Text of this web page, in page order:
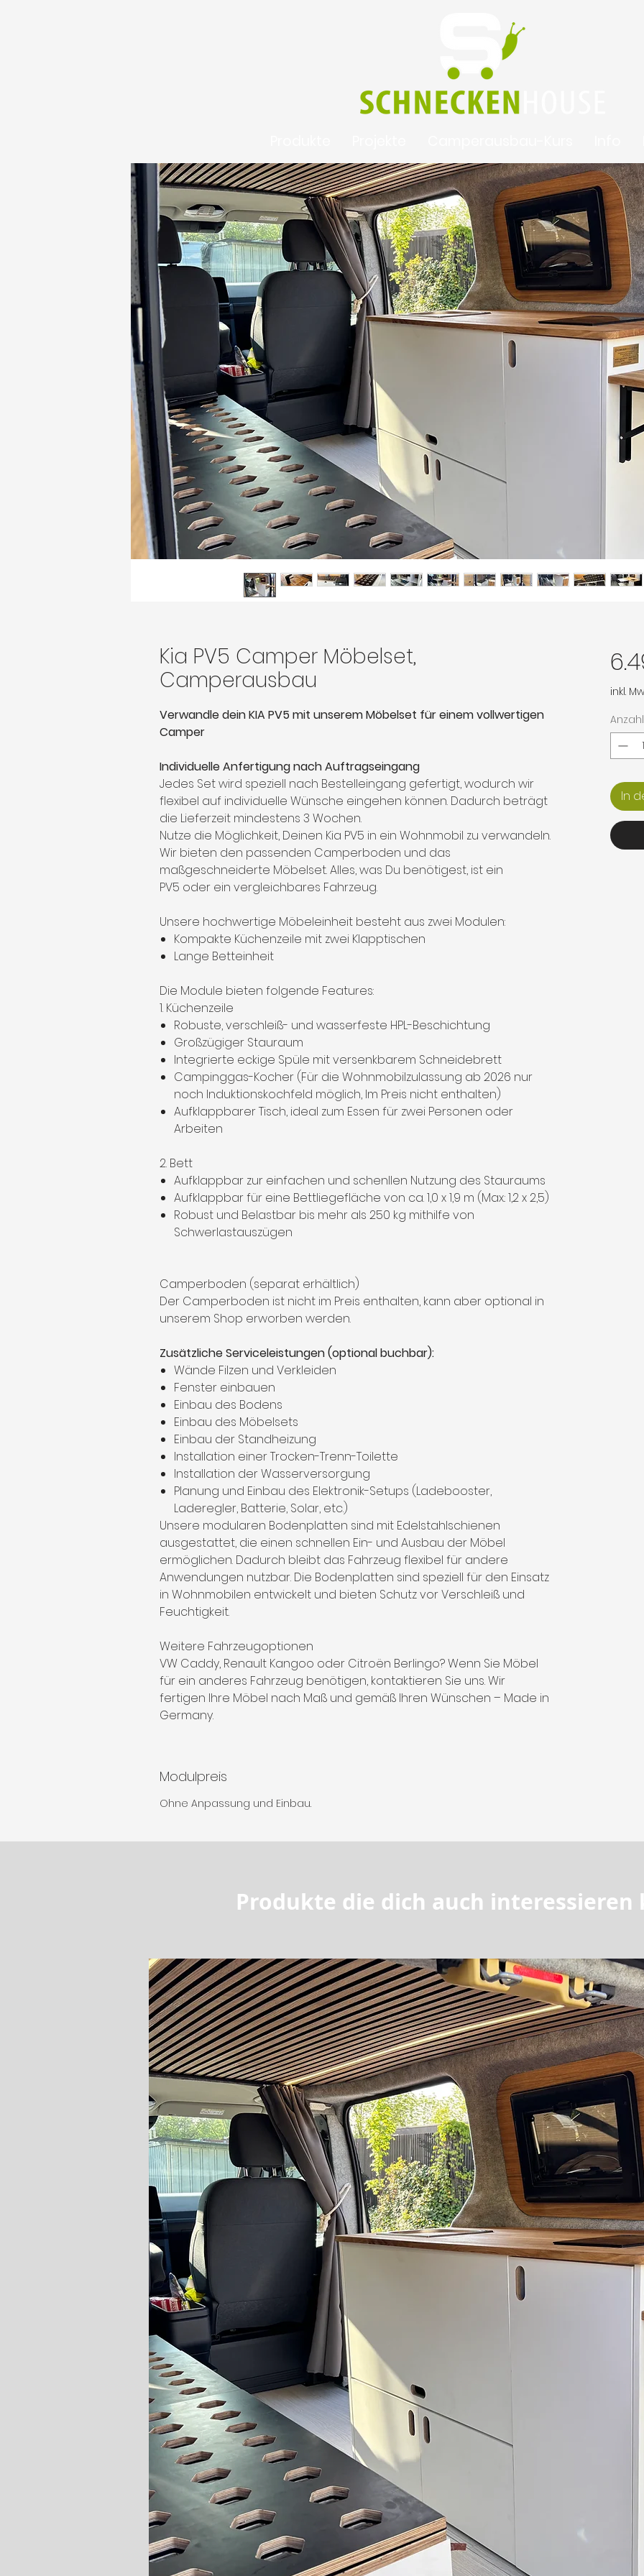
Kia PV5 Camper Möbelset,
Camperausbau
Verwandle dein KIA PV5 mit unserem Möbelset für einem vollwertigen
Camper
Individuelle Anfertigung nach Auftragseingang
Jedes Set wird speziell nach Bestelleingang gefertigt, wodurch wir
flexibel auf individuelle Wünsche eingehen können. Dadurch beträgt
die Lieferzeit mindestens 3 Wochen.
Nutze die Möglichkeit, Deinen Kia PV5 in ein Wohnmobil zu verwandeln.
Wir bieten den passenden Camperboden und das
maßgeschneiderte Möbelset. Alles, was Du benötigest, ist ein
PV5 oder ein vergleichbares Fahrzeug.
Unsere hochwertige Möbeleinheit besteht aus zwei Modulen:
Kompakte Küchenzeile mit zwei Klapptischen
Lange Betteinheit
Die Module bieten folgende Features:
1. Küchenzeile
Robuste, verschleiß- und wasserfeste HPL-Beschichtung
Großzügiger Stauraum
Integrierte eckige Spüle mit versenkbarem Schneidebrett
Campinggas-Kocher (Für die Wohnmobilzulassung ab 2026 nur
noch Induktionskochfeld möglich, Im Preis nicht enthalten)
Aufklappbarer Tisch, ideal zum Essen für zwei Personen oder
Arbeiten
2. Bett
Aufklappbar zur einfachen und schenllen Nutzung des Stauraums
Aufklappbar für eine Bettliegefläche von ca. 1,0 x 1,9 m (Max.: 1,2 x 2,5)
Robust und Belastbar bis mehr als 250 kg mithilfe von
Schwerlastauszügen
Camperboden (separat erhältlich)
Der Camperboden ist nicht im Preis enthalten, kann aber optional in
unserem Shop erworben werden.
Zusätzliche Serviceleistungen (optional buchbar):
Wände Filzen und Verkleiden
Fenster einbauen
Einbau des Bodens
Einbau des Möbelsets
Einbau der Standheizung
Installation einer Trocken-Trenn-Toilette
Installation der Wasserversorgung
Planung und Einbau des Elektronik-Setups (Ladebooster,
Laderegler, Batterie, Solar, etc.)
Unsere modularen Bodenplatten sind mit Edelstahlschienen
ausgestattet, die einen schnellen Ein- und Ausbau der Möbel
ermöglichen. Dadurch bleibt das Fahrzeug flexibel für andere
Anwendungen nutzbar. Die Bodenplatten sind speziell für den Einsatz
in Wohnmobilen entwickelt und bieten Schutz vor Verschleiß und
Feuchtigkeit.
Weitere Fahrzeugoptionen
VW Caddy, Renault Kangoo oder Citroën Berlingo? Wenn Sie Möbel
für ein anderes Fahrzeug benötigen, kontaktieren Sie uns. Wir
fertigen Ihre Möbel nach Maß und gemäß Ihren Wünschen – Made in
Germany.
Modulpreis
Ohne Anpassung und Einbau.
inkl.
Anzahl
In
Produkte die dich auch interessieren